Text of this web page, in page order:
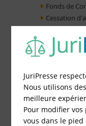
Fonds de
Cessation
JuriPresse
Nous utilisons
meilleure
Pour modifier
vous dans le